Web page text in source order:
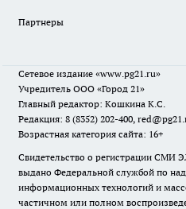
Партнеры
Сетевое издание «www.pg21.ru»
Учредитель ООО «Город 21»
Главный редактор: Кошкина К.С.
Редакция: 8 (8352) 202-400,
Возрастная категория сайта: 16+
Свидетельство о регистрации СМИ
выдано Федеральной службой по
информационных технологий и
частичном или полном